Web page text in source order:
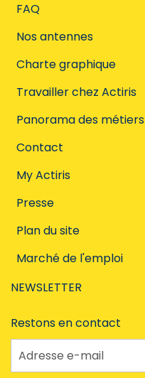
FAQ
Nos antennes
Charte graphique
Travailler chez Actiris
Panorama des métiers
Contact
My Actiris
Presse
Plan du site
Marché de l'emploi
NEWSLETTER
Restons en contact
Adresse e-mail